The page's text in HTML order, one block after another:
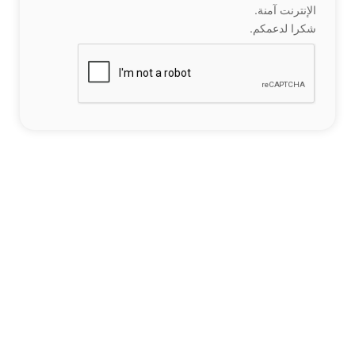
الإنترنت آمنة.
شكرا لدعمكم.